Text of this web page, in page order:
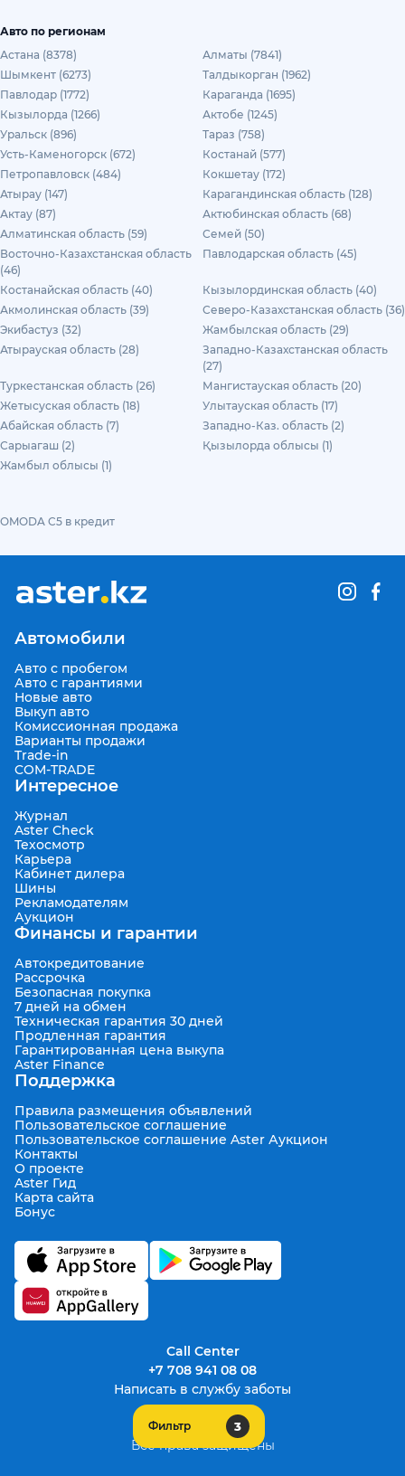
Фильтр 3
Авто по регионам
Астана (8378)
Алматы (7841)
Шымкент (6273)
Талдыкорган (1962)
Павлодар (1772)
Караганда (1695)
Кызылорда (1266)
Актобе (1245)
Уральск (896)
Тараз (758)
Усть-Каменогорск (672)
Костанай (577)
Петропавловск (484)
Кокшетау (172)
Атырау (147)
Карагандинская область (128)
Актау (87)
Актюбинская область (68)
Алматинская область (59)
Семей (50)
Восточно-Казахстанская область
(46)
Павлодарская область (45)
Костанайская область (40)
Кызылординская область (40)
Акмолинская область (39)
Северо-Казахстанская область (36)
Экибастуз (32)
Жамбылская область (29)
Атырауская область (28)
Западно-Казахстанская область
(27)
Туркестанская область (26)
Мангистауская область (20)
Жетысуская область (18)
Улытауская область (17)
Абайская область (7)
Западно-Каз. область (2)
Сарыагаш (2)
Қызылорда облысы (1)
Жамбыл облысы (1)
OMODA C5 в кредит
Автомобили
Авто с пробегом
Авто с гарантиями
Новые авто
Выкуп авто
Комиссионная продажа
Варианты продажи
Trade-in
COM-TRADE
Интересное
Журнал
Aster Check
Техосмотр
Карьера
Кабинет дилера
Шины
Рекламодателям
Аукцион
Финансы и гарантии
Автокредитование
Рассрочка
Безопасная покупка
7 дней на обмен
Техническая гарантия 30 дней
Продленная гарантия
Гарантированная цена выкупа
Aster Finance
Поддержка
Правила размещения объявлений
Пользовательское соглашение
Пользовательское соглашение Aster Аукцион
Контакты
О проекте
Aster Гид
Карта сайта
Бонус
Call Center
+7 708 941 08 08
Написать в службу заботы
support@aster.kz
Все права защищены